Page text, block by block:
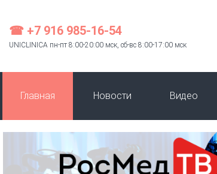
☎ +7 916 985-16-54
UNICLINICA пн-пт 8:00-20:00 мск, сб-вс 8:00-17:00 мск
Главная Новости Видео